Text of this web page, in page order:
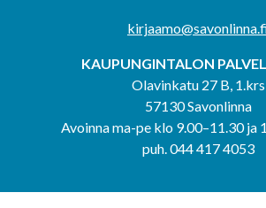
KAUPUNGINTALON
Olavinkatu 27 B, 1.krs
57130 Savonlinna
Avoinna ma-pe klo 9.00–11.30 ja
puh. 044 417 4053